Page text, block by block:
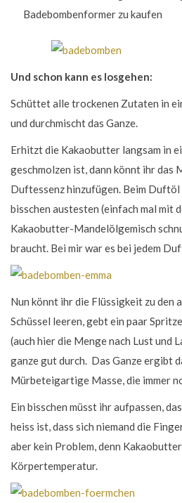
Badebombenformer zu kaufen
Und schon kann es losgehen:
Schüttet alle trockenen Zutaten in
und durchmischt das Ganze.
Erhitzt die Kakaobutter langsam in
geschmolzen ist, dann könnt ihr das
Duftessenz hinzufügen. Beim Duftöl
bisschen austesten (einfach mal mit
Kakaobutter-Mandelölgemisch
braucht. Bei mir war es bei jedem
Nun könnt ihr die Flüssigkeit zu den
Schüssel leeren, gebt ein paar
(auch hier die Menge nach Lust und
ganze gut durch. Das Ganze ergibt
Mürbeteigartige Masse, die immer
Ein bisschen müsst ihr aufpassen,
heiss ist, dass sich niemand die
aber kein Problem, denn
Körpertemperatur.